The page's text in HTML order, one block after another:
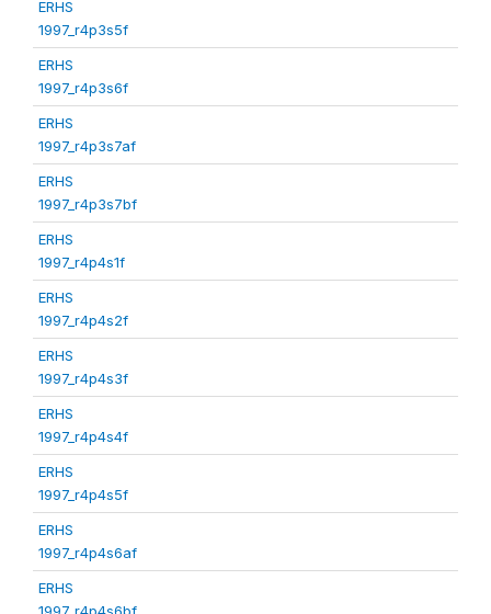
ERHS
1997_r4p3s5f
ERHS
1997_r4p3s6f
ERHS
1997_r4p3s7af
ERHS
1997_r4p3s7bf
ERHS
1997_r4p4s1f
ERHS
1997_r4p4s2f
ERHS
1997_r4p4s3f
ERHS
1997_r4p4s4f
ERHS
1997_r4p4s5f
ERHS
1997_r4p4s6af
ERHS
1997_r4p4s6bf